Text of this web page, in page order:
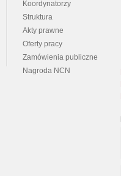
Koordynatorzy
Struktura
Akty prawne
Oferty pracy
Zamówienia publiczne
Nagroda NCN